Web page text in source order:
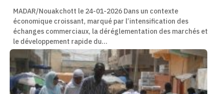
MADAR/Nouakchott le 24-01-2026 Dans un contexte
économique croissant, marqué par l’intensification des
échanges commerciaux, la déréglementation des marchés et
le développement rapide du...